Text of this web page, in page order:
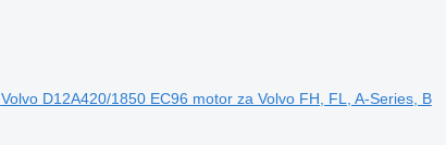
Volvo D12A420/1850 EC96 motor za Volvo FH, FL, A-Series, B